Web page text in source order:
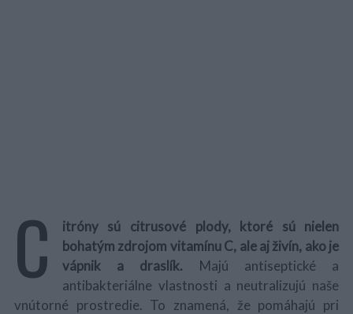
C
itróny sú citrusové plody, ktoré sú nielen
bohatým zdrojom vitamínu C, ale aj živín, ako je
vápnik a draslík. Majú antiseptické a
antibakteriálne vlastnosti a neutralizujú naše
vnútorné prostredie. To znamená, že pomáhajú pri